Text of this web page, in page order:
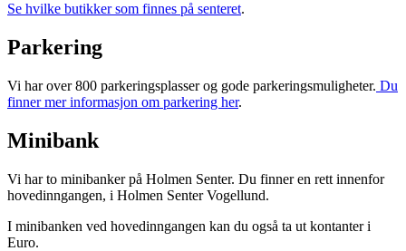
Åpningstider
Praktisk informasjon
Gavekort
Finn frem
Se hvilke butikker som finnes på senteret.
Parkering
Vi har over 800 parkeringsplasser og gode parkeringsmuligheter. Du
finner mer informasjon om parkering her.
Minibank
Vi har to minibanker på Holmen Senter. Du finner en rett innenfor
hovedinngangen, i Holmen Senter Vogellund.
I minibanken ved hovedinngangen kan du også ta ut kontanter i
Euro.